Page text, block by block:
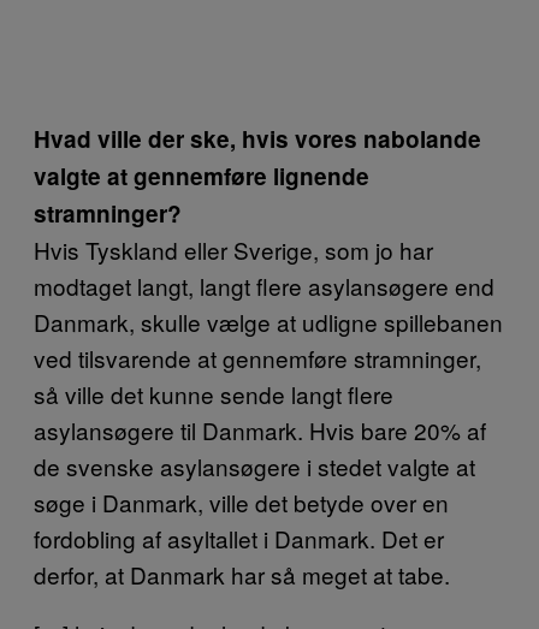
Hvad ville der ske, hvis vores nabolande
valgte at gennemføre lignende
stramninger?
Hvis Tyskland eller Sverige, som jo har
modtaget langt, langt flere asylansøgere end
Danmark, skulle vælge at udligne spillebanen
ved tilsvarende at gennemføre stramninger,
så ville det kunne sende langt flere
asylansøgere til Danmark. Hvis bare 20% af
de svenske asylansøgere i stedet valgte at
søge i Danmark, ville det betyde over en
fordobling af asyltallet i Danmark. Det er
derfor, at Danmark har så meget at tabe.